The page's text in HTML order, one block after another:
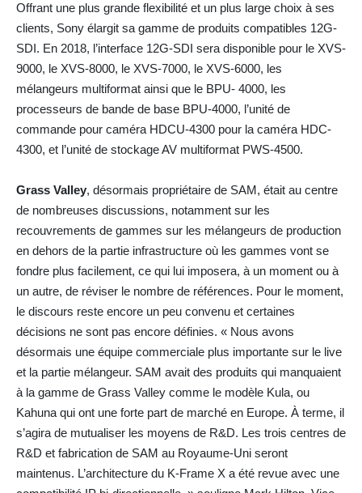
Offrant une plus grande flexibilité et un plus large choix à ses
clients, Sony élargit sa gamme de produits compatibles 12G-
SDI. En 2018, l’interface 12G-SDI sera disponible pour le XVS-
9000, le XVS-8000, le XVS-7000, le XVS-6000, les
mélangeurs multiformat ainsi que le BPU- 4000, les
processeurs de bande de base BPU-4000, l’unité de
commande pour caméra HDCU-4300 pour la caméra HDC-
4300, et l’unité de stockage AV multiformat PWS-4500.
Grass Valley, désormais propriétaire de SAM, était au centre
de nombreuses discussions, notamment sur les
recouvrements de gammes sur les mélangeurs de production
en dehors de la partie infrastructure où les gammes vont se
fondre plus facilement, ce qui lui imposera, à un moment ou à
un autre, de réviser le nombre de références. Pour le moment,
le discours reste encore un peu convenu et certaines
décisions ne sont pas encore définies. « Nous avons
désormais une équipe commerciale plus importante sur le live
et la partie mélangeur. SAM avait des produits qui manquaient
à la gamme de Grass Valley comme le modèle Kula, ou
Kahuna qui ont une forte part de marché en Europe. À terme, il
s’agira de mutualiser les moyens de R&D. Les trois centres de
R&D et fabrication de SAM au Royaume-Uni seront
maintenus. L’architecture du K-Frame X a été revue avec une